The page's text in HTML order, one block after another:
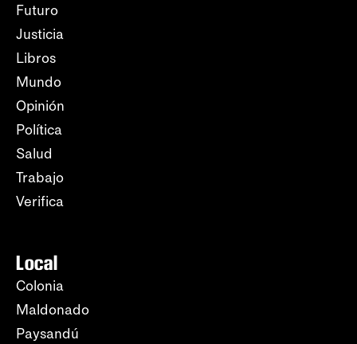
Futuro
Justicia
Libros
Mundo
Opinión
Política
Salud
Trabajo
Verifica
Local
Colonia
Maldonado
Paysandú